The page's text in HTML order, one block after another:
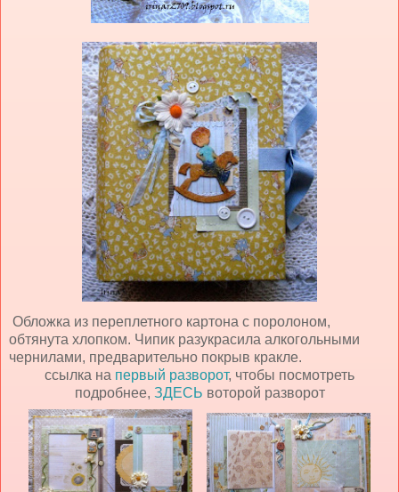
Обложка из переплетного картона с поролоном,
обтянута хлопком. Чипик разукрасила алкогольными
чернилами, предварительно покрыв кракле.
ссылка на первый разворот, чтобы посмотреть
подробнее, ЗДЕСЬ воторой разворот